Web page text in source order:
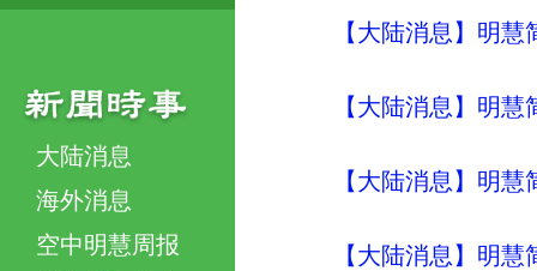
大陆消息
海外消息
空中明慧周报
【大陆消息】明
【大陆消息】明
【大陆消息】明
【大陆消息】明